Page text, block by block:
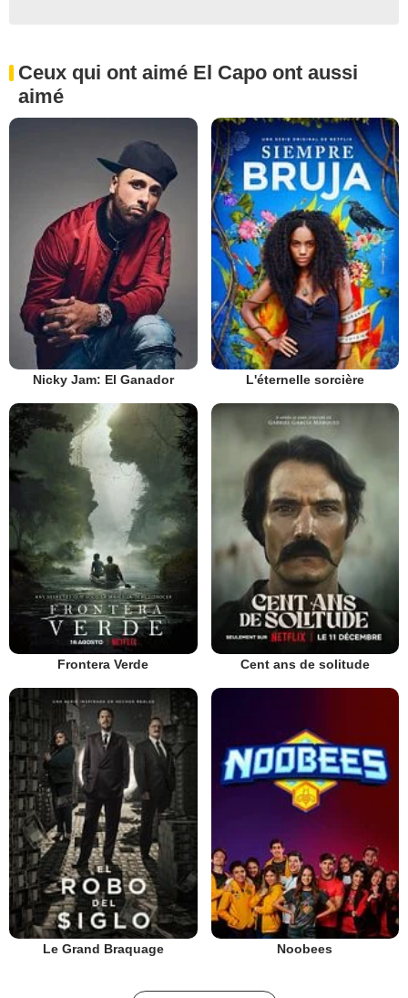
Ceux qui ont aimé El Capo ont aussi
aimé
Nicky Jam: El Ganador L'éternelle sorcière
Frontera Verde Cent ans de solitude
Le Grand Braquage Noobees